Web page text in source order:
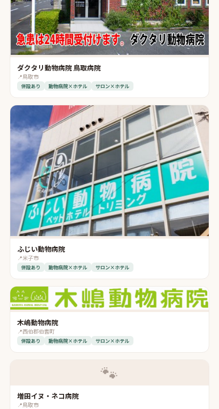
ダクタリ動物病院 鳥取病院
📍鳥取市
併設あり 動物病院×ホテル サロン×ホテル
ふじい動物病院
📍米子市
併設あり 動物病院×ホテル サロン×ホテル
木嶋動物病院
📍西伯郡伯耆町
併設あり 動物病院×ホテル サロン×ホテル
🐾
増田イヌ・ネコ病院
📍鳥取市